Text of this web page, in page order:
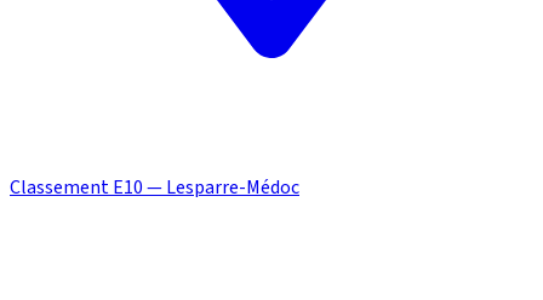
Classement E10 — Lesparre-Médoc